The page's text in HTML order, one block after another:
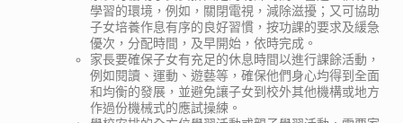
學習的環境，例如，關閉電視，減除滋擾；又可協助
子女培養作息有序的良好習慣，按功課的要求及緩急
優次，分配時間，及早開始，依時完成。
家長要確保子女有充足的休息時間以進行課餘活動，
例如閱讀、運動、遊藝等，確保他們身心均得到全面
和均衡的發展，並避免讓子女到校外其他機構或地方
作過份機械式的應試操練。